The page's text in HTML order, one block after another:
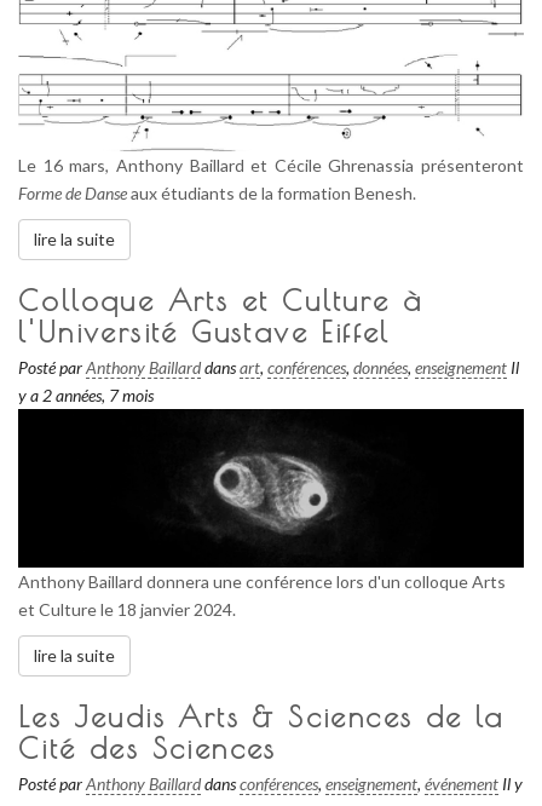
Le 16 mars, Anthony Baillard et Cécile Ghrenassia présenteront
Forme de Danseaux étudiants de la formation Benesh.
lire la suite
Colloque Arts et Culture à
l'Université Gustave Eiffel
Posté parAnthony Baillarddansart, conférences, données, enseignement Il
y a 2 années, 7 mois
Anthony Baillard donnera une conférence lors d'un colloque Arts
et Culture le 18 janvier 2024.
lire la suite
Les Jeudis Arts & Sciences de la
Cité des Sciences
Posté parAnthony Baillarddansconférences, enseignement, événement Il y